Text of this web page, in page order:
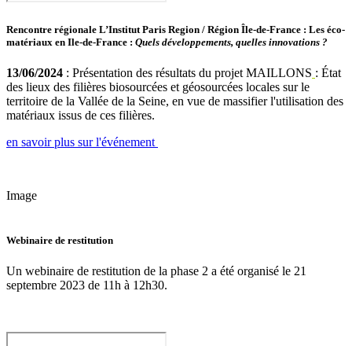
Rencontre régionale L’Institut Paris Region / Région Île-de-France : Les éco-
matériaux en Ile-de-France : Quels développements, quelles innovations ?
13/06/2024 : Présentation des résultats du projet MAILLONS : État
des lieux des filières biosourcées et géosourcées locales sur le
territoire de la Vallée de la Seine, en vue de massifier l'utilisation des
matériaux issus de ces filières.
en savoir plus sur l'événement
Image
Webinaire de restitution
Un webinaire de restitution de la phase 2 a été organisé le 21
septembre 2023 de 11h à 12h30.